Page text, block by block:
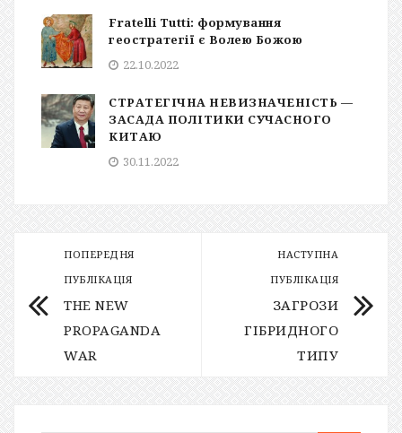
Fratelli Tutti: формування
геостратегії є Волею Божою
22.10.2022
СТРАТЕГІЧНА НЕВИЗНАЧЕНІСТЬ —
ЗАСАДА ПОЛІТИКИ СУЧАСНОГО
КИТАЮ
30.11.2022
ПОПЕРЕДНЯ
ПУБЛІКАЦІЯ
THE NEW
PROPAGANDA
WAR
НАСТУПНА
ПУБЛІКАЦІЯ
ЗАГРОЗИ
ГІБРИДНОГО
ТИПУ